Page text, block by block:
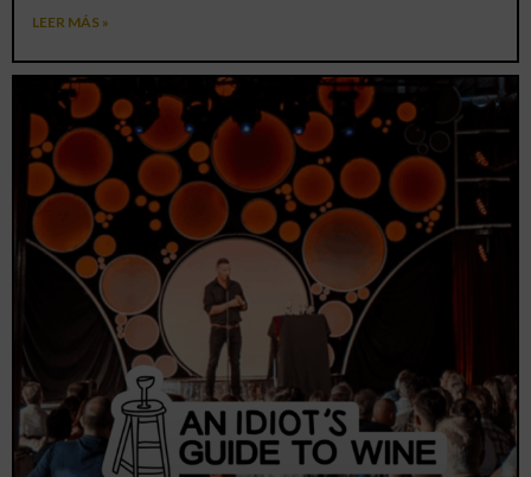
LEER MÁS »